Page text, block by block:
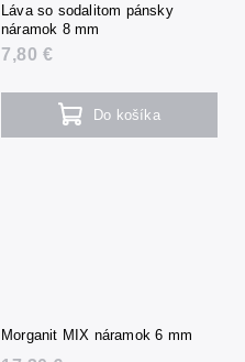
Láva so sodalitom pánsky
náramok 8 mm
7,80 €
Do košíka
Morganit MIX náramok 6 mm